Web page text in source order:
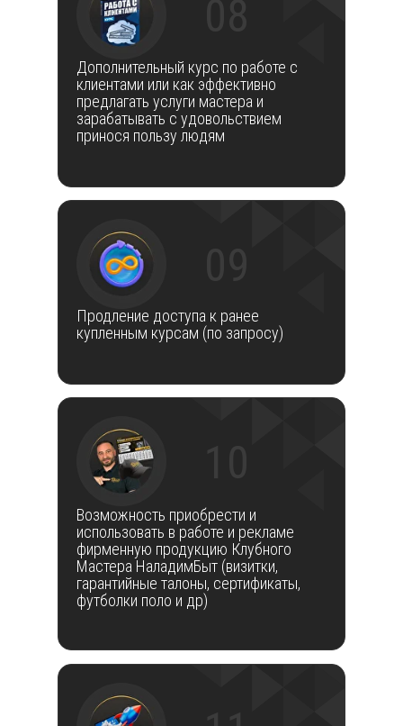
Возможность приобрести и
использовать в работе и рекламе
фирменную продукцию Клубного
Мастера НаладимБыт (визитки,
гарантийные талоны, сертификаты,
футболки поло и др)
Продление доступа к ранее
купленным курсам (по запросу)
Дополнительный курс по работе с
клиентами или как эффективно
предлагать услуги мастера и
зарабатывать с удовольствием
принося пользу людям